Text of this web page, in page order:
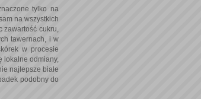
tylko na
na wszystkich
cukru,
tawernach, i w
w procesie
lokalne odmiany,
najlepsze białe
podobny do